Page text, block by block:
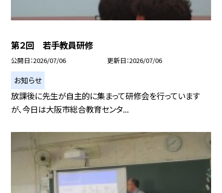
第２回 若手教員研修
公開日 2026/07/06 更新日 2026/07/06
お知らせ
放課後に先生が自主的に集まって研修会を行っています
が、今日は大阪市総合教育センタ...